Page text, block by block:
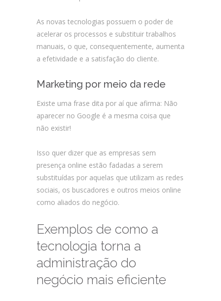
As novas tecnologias possuem o poder de
acelerar os processos e substituir trabalhos
manuais, o que, consequentemente, aumenta
a efetividade e a satisfação do cliente.
Marketing por meio da rede
Existe uma frase dita por aí que afirma: Não
aparecer no Google é a mesma coisa que
não existir!
Isso quer dizer que as empresas sem
presença online estão fadadas a serem
substituídas por aquelas que utilizam as redes
sociais, os buscadores e outros meios online
como aliados do negócio.
Exemplos de como a
tecnologia torna a
administração do
negócio mais eficiente